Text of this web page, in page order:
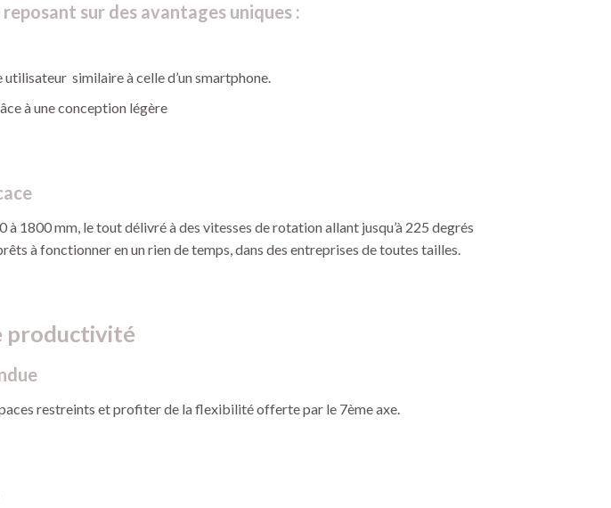
sur des avantages uniques :
utilisateur similaire à celle d’un smartphone.
à une conception légère
1800 mm, le tout délivré à des vitesses de rotation allant jusqu’à 225 degrés
à fonctionner en un rien de temps, dans des entreprises de toutes tailles.
productivité
restreints et profiter de la flexibilité offerte par le 7ème axe.